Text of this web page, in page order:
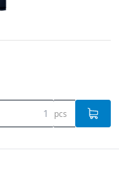
pcs